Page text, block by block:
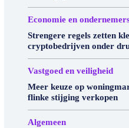
Economie en
Strengere regels zetten
cryptobedrijven onder
Vastgoed en veiligheid
Meer keuze op
flinke stijging verkopen
Algemeen